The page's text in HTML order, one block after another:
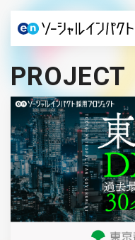
PROJECT